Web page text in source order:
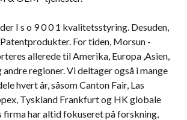
I s o 9 0 0 1 kvalitetsstyring. Desuden,
For tiden, Morsun -
allerede til Amerika, Europa ,Asien,
regioner. Vi deltager også i mange
hvert år, såsom Canton Fair, Las
Tyskland Frankfurt og HK globale
firma har altid fokuseret på forskning,